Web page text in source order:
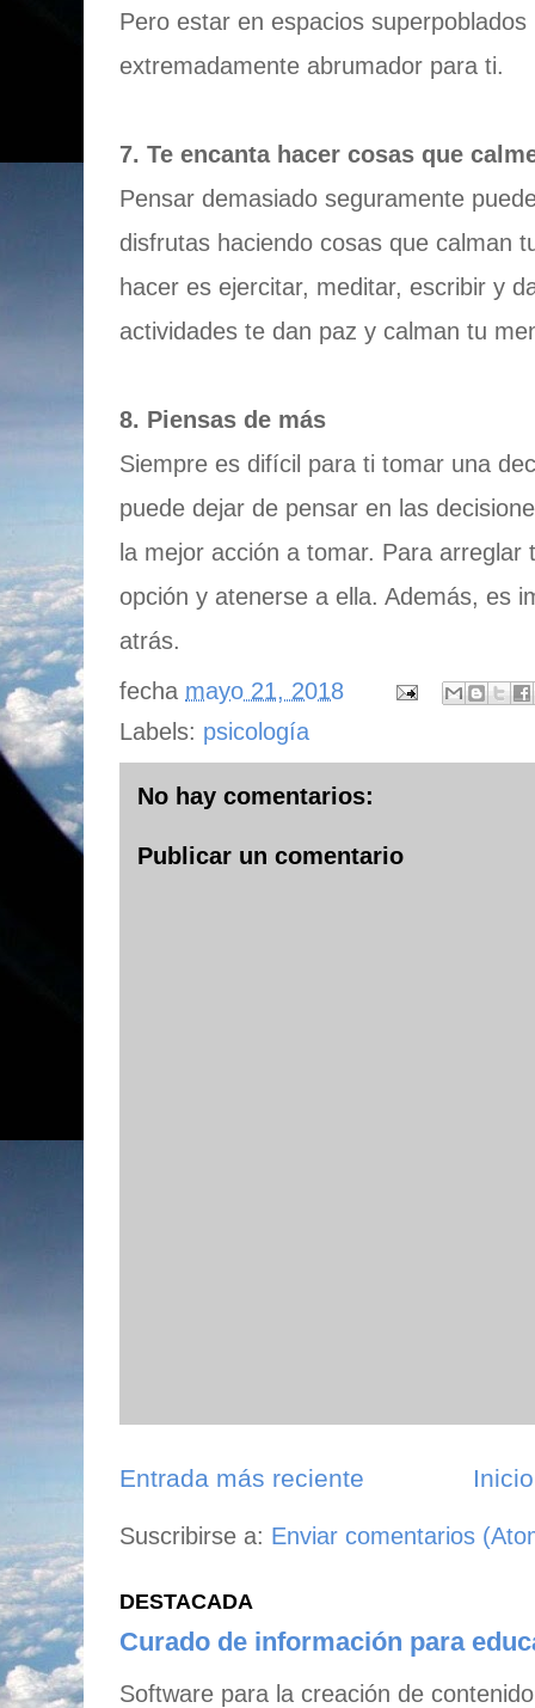
Pero estar en espacios superpoblados
extremadamente abrumador para ti.
7. Te encanta hacer cosas que
Pensar demasiado seguramente
disfrutas haciendo cosas que calman
hacer es ejercitar, meditar, escribir y
actividades te dan paz y calman tu
8. Piensas de más
Siempre es difícil para ti tomar una
puede dejar de pensar en las
la mejor acción a tomar. Para arreglar
opción y atenerse a ella. Además, es
atrás.
fecha mayo 21, 2018
Labels: psicología
No hay comentarios:
Publicar un comentario
Entrada más reciente Inicio
Suscribirse a: Enviar comentarios
DESTACADA
Curado de información para
Software para la creación de